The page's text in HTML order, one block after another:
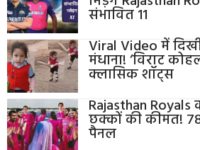
संभावित 11
Viral Video में
मंधाना! ‘विराट
क्लासिक शॉट्स
Rajasthan Royals
छक्कों की कीमत!
पैनल